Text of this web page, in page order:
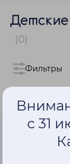
(0)
Фильтры
с 31